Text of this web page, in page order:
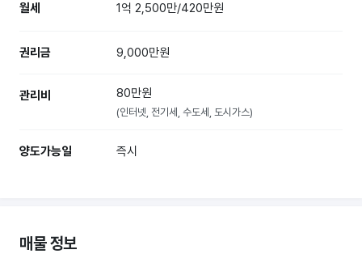
월세 1억 2,500만/420만원
권리금 9,000만원
관리비 80만원
(인터넷, 전기세, 수도세, 도시가스)
양도가능일 즉시
매물 정보